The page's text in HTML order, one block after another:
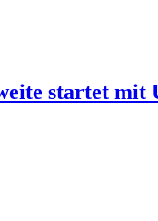
startet mit